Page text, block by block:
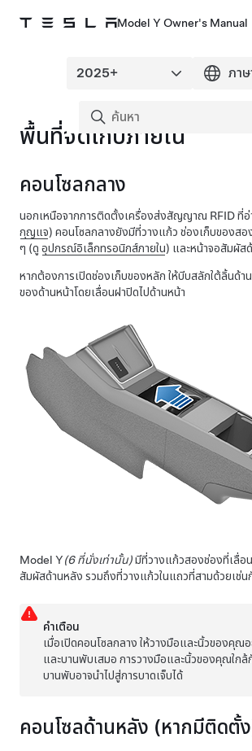
Model Y Owner's Manual
พื้นที่จัดเก็บภายใน
คอนโซลกลาง
นอกเหนือจากการติดตั้งเครื่องส่งสัญญาณ RFID ที่อ่
กุญแจ) คอนโซลกลางยังมีที่วางแก้ว ช่องเก็บของสอ
ๆ (ดู อุปกรณ์อิเล็กทรอนิกส์ภายใน) และหน้าจอสัมผัส
หากต้องการเปิดช่องเก็บของหลัก ให้บีบสลักใต้ลิ้นด้า
ของด้านหน้าโดยเลื่อนฝาปิดไปด้านหน้า
Model Y(6 ที่นั่งเท่านั้น)มีที่วางแก้วสองช่องที่เลื่อ
สัมผัสด้านหลัง รวมถึงที่วางแก้วในแถวที่สามด้วยเช่น
คำเตือน
เมื่อเปิดคอนโซลกลาง ให้วางมือและนิ้วของคุณ
และบานพับเสมอ การวางมือและนิ้วของคุณใกล้
บานพับอาจนำไปสู่การบาดเจ็บได้
คอนโซลด้านหลัง (หากมีติดตั้